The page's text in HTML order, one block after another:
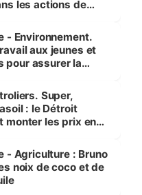
les actions de
- Environnement.
aux jeunes et
pour assurer la
Super,
: le Détroit
monter les prix en
- Agriculture : Bruno
noix de coco et de